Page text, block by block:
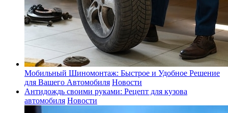
Мобильный Шиномонтаж: Быстрое и Удобное Решение
для Вашего Автомобиля Новости
Антидождь своими руками: Рецепт для кузова
автомобиля Новости